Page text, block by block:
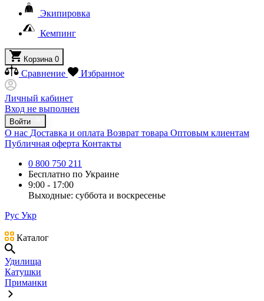
Экипировка
Кемпинг
Корзина 0
Сравнение Избранное
Личный кабинет
Вход не выполнен
Войти
О нас Доставка и оплата Возврат товара Оптовым клиентам
Публичная оферта Контакты
0 800 750 211
Бесплатно по Украине
9:00 - 17:00
Выходные: суббота и воскресенье
Рус Укр
Каталог
Удилища
Катушки
Приманки